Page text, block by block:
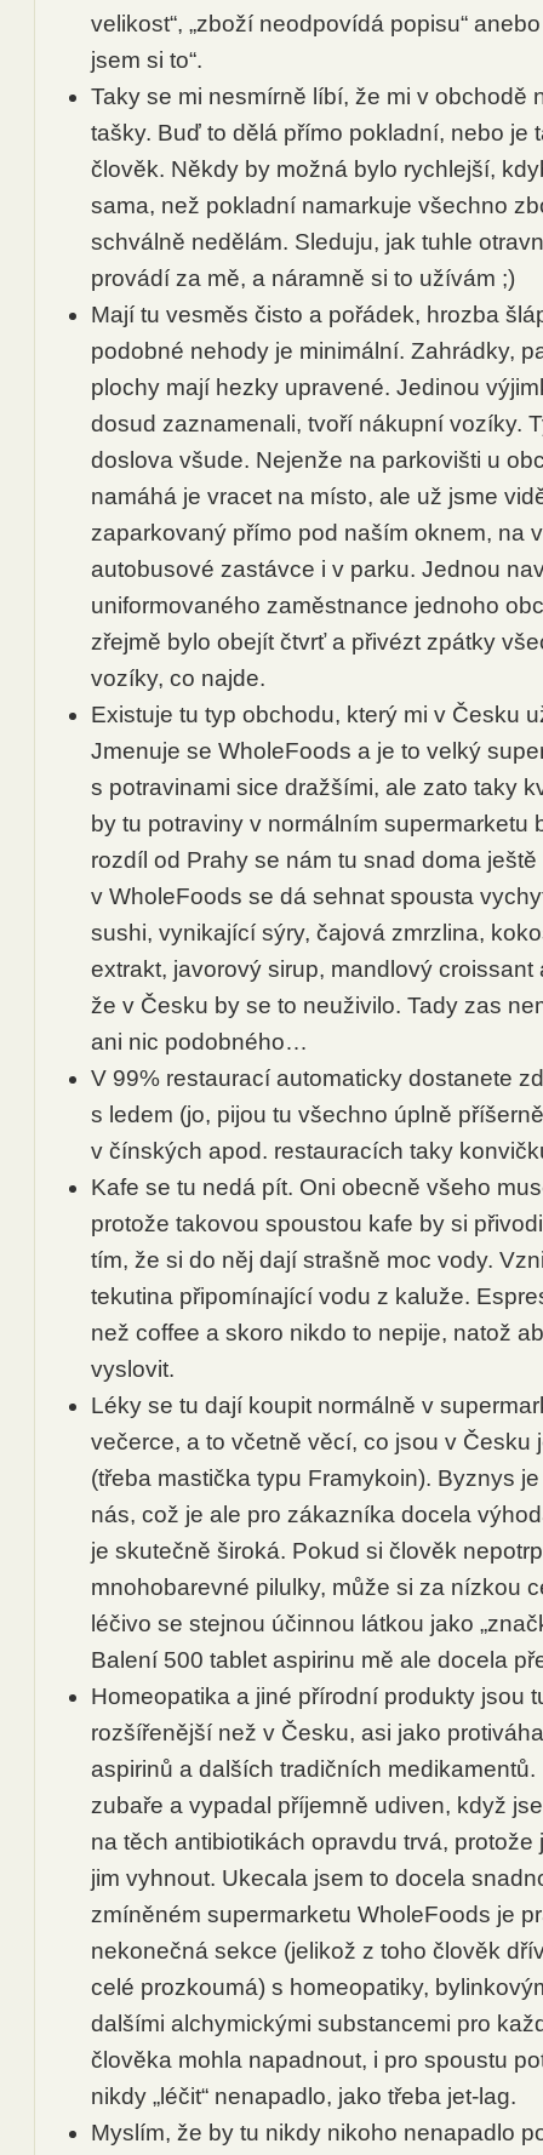
velikost“, „zboží neodpovídá popisu“
jsem si to“.
Taky se mi nesmírně líbí, že mi v obchodě
tašky. Buď to dělá přímo pokladní, nebo je
člověk. Někdy by možná bylo rychlejší,
sama, než pokladní namarkuje všechno
schválně nedělám. Sleduju, jak tuhle
provádí za mě, a náramně si to užívám ;)
Mají tu vesměs čisto a pořádek, hrozba
podobné nehody je minimální. Zahrádky,
plochy mají hezky upravené. Jedinou
dosud zaznamenali, tvoří nákupní vozíky.
doslova všude. Nejenže na parkovišti u
namáhá je vracet na místo, ale už jsme
zaparkovaný přímo pod naším oknem, na
autobusové zastávce i v parku. Jednou
uniformovaného zaměstnance jednoho
zřejmě bylo obejít čtvrť a přivézt zpátky
vozíky, co najde.
Existuje tu typ obchodu, který mi v Česku
Jmenuje se WholeFoods a je to velký
s potravinami sice dražšími, ale zato taky
by tu potraviny v normálním supermarketu
rozdíl od Prahy se nám tu snad doma
v WholeFoods se dá sehnat spousta
sushi, vynikající sýry, čajová zmrzlina,
extrakt, javorový sirup, mandlový croissant
že v Česku by se to neuživilo. Tady zas
ani nic podobného…
V 99% restaurací automaticky dostanete
s ledem (jo, pijou tu všechno úplně
v čínských apod. restauracích taky
Kafe se tu nedá pít. Oni obecně všeho
protože takovou spoustou kafe by si
tím, že si do něj dají strašně moc vody.
tekutina připomínající vodu z kaluže.
než coffee a skoro nikdo to nepije, natož
vyslovit.
Léky se tu dají koupit normálně v
večerce, a to včetně věcí, co jsou v Česku
(třeba mastička typu Framykoin). Byznys
nás, což je ale pro zákazníka docela
je skutečně široká. Pokud si člověk
mnohobarevné pilulky, může si za nízkou
léčivo se stejnou účinnou látkou jako
Balení 500 tablet aspirinu mě ale docela
Homeopatika a jiné přírodní produkty jsou
rozšířenější než v Česku, asi jako
aspirinů a dalších tradičních
zubaře a vypadal příjemně udiven, když
na těch antibiotikách opravdu trvá, protože
jim vyhnout. Ukecala jsem to docela
zmíněném supermarketu WholeFoods je
nekonečná sekce (jelikož z toho člověk
celé prozkoumá) s homeopatiky,
dalšími alchymickými substancemi pro
člověka mohla napadnout, i pro spoustu
nikdy „léčit“ nenapadlo, jako třeba jet-lag.
Myslím, že by tu nikdy nikoho nenapadlo